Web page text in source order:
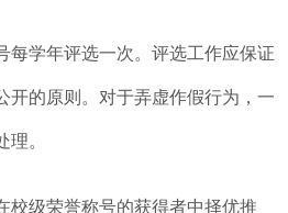
每学年评选一次。评选工作应保证
开的原则。对于弄虚作假行为，一
理。
校级荣誉称号的获得者中择优推